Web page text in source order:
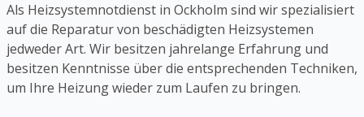
Als Heizsystemnotdienst in Ockholm sind wir spezialisiert
auf die Reparatur von beschädigten Heizsystemen
jedweder Art. Wir besitzen jahrelange Erfahrung und
besitzen Kenntnisse über die entsprechenden Techniken,
um Ihre Heizung wieder zum Laufen zu bringen.